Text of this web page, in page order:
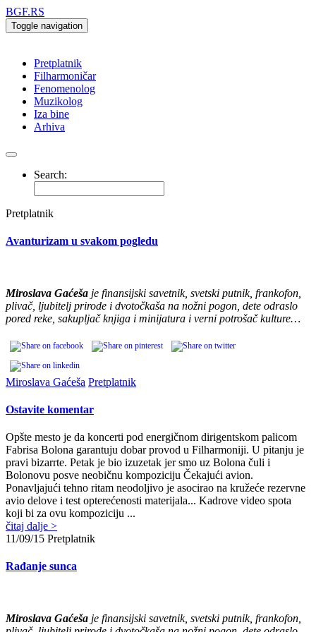
BGF.RS
Toggle navigation
Pretplatnik
Filharmoničar
Fenomenolog
Muzikolog
Iza bine
Arhiva
Search:
Pretplatnik
Avanturizam u svakom pogledu
Miroslava Gaćeša je finansijski savetnik, svetski putnik, frankofon,
plivač, ljubitelj prirode i dvotočkaša na nožni pogon, dete odraslo
pored reke, sakupljač knjiga i minijatura i verni potrošač kulture…
Miroslava Gaćeša Pretplatnik
Ostavite komentar
Opšte mesto je da koncerti pod energičnom dirigentskom palicom
Fabrisa Bolona garantuju dobar provod u Filharmoniji. U pitanju je
pravi bizarrte. Petak je bio izuzetak jer smo uz Bolona čuli i
Bolonovu posve neobičnu kompoziciju Čekajući avion.
Ponavljajući tehno ritam neodoljivo je asocirao na kružeće rezervne
avio delove i test opterećenosti materijala... Kadrove video spota
koji bi za ovu kompoziciju ...
čitaj dalje >
11/09/15 Pretplatnik
Rađanje sunca
Miroslava Gaćeša je finansijski savetnik, svetski putnik, frankofon,